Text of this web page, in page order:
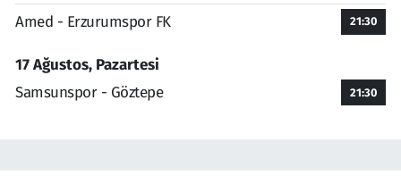
Amed - Erzurumspor FK 21:30
17 Ağustos, Pazartesi
Samsunspor - Göztepe
21:30